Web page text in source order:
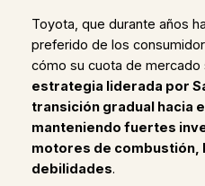
Toyota, que durante años
preferido de los
cómo su cuota de mercado
estrategia liderada por
transición gradual hacia
manteniendo fuertes
motores de combustión,
debilidades.